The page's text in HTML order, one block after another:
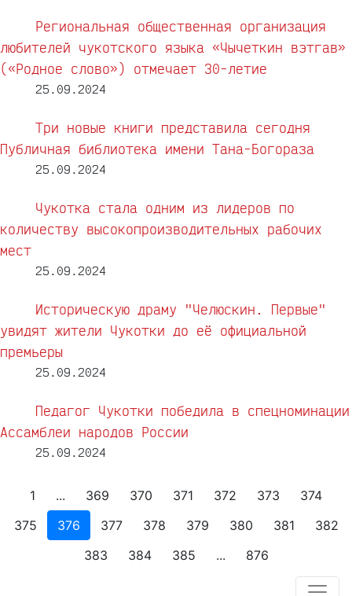
Региональная общественная организация
любителей чукотского языка «Чычеткин вэтгав»
(«Родное слово») отмечает 30-летие
25.09.2024
Три новые книги представила сегодня
Публичная библиотека имени Тана-Богораза
25.09.2024
Чукотка стала одним из лидеров по
количеству высокопроизводительных рабочих
мест
25.09.2024
Историческую драму "Челюскин. Первые"
увидят жители Чукотки до её официальной
премьеры
25.09.2024
Педагог Чукотки победила в спецноминации
Ассамблеи народов России
25.09.2024
1 ... 369 370 371 372 373
374
375
376 377 378 379 380 381
382
383
384 385 ... 876